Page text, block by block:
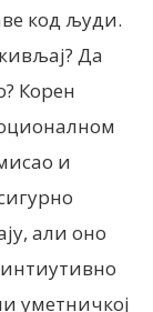
код људи.
Да
Корен
и
али оно
уметничкој